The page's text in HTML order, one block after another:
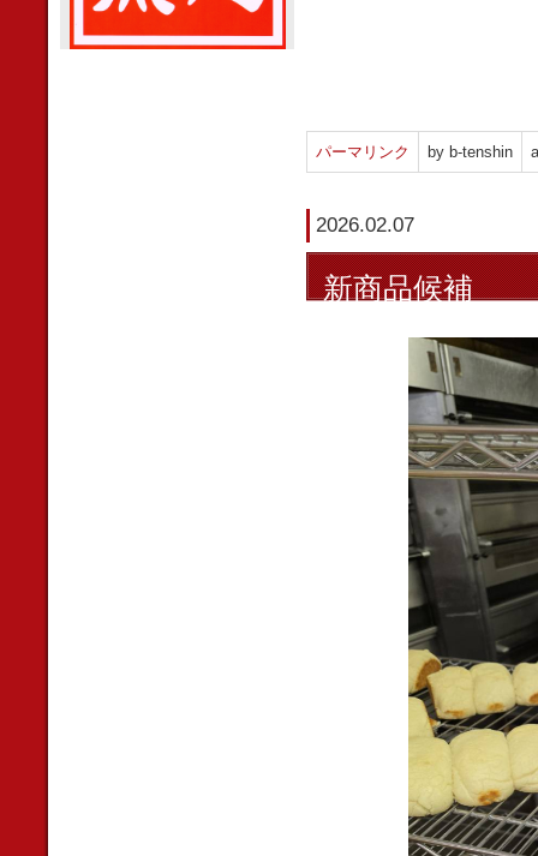
パーマリンク by b-tenshin
2026.02.07
新商品候補